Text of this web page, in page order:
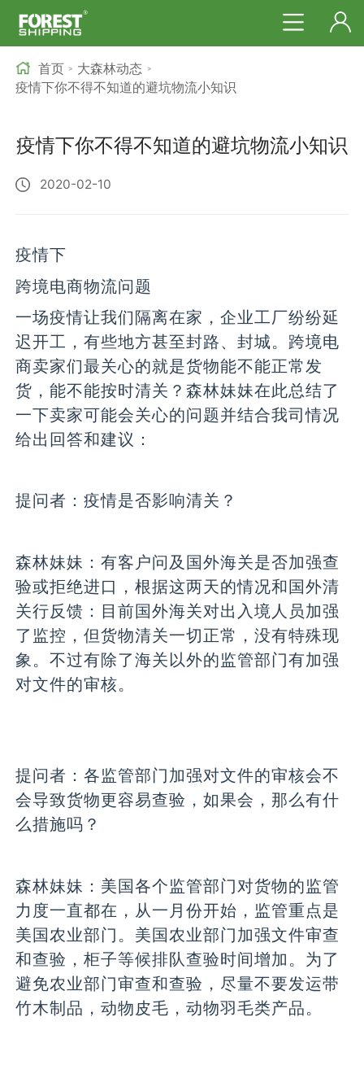
首页 > 大森林动态 >
疫情下你不得不知道的避坑物流小知识
疫情下你不得不知道的避坑物流小知识
2020-02-10
疫情下
跨境电商物流问题
一场疫情让我们隔离在家，企业工厂纷纷延
迟开工，有些地方甚至封路、封城。跨境电
商卖家们最关心的就是货物能不能正常发
货，能不能按时清关？森林妹妹在此总结了
一下卖家可能会关心的问题并结合我司情况
给出回答和建议：
提问者：疫情是否影响清关？
森林妹妹：有客户问及国外海关是否加强查
验或拒绝进口，根据这两天的情况和国外清
关行反馈：目前国外海关对出入境人员加强
了监控，但货物清关一切正常，没有特殊现
象。不过有除了海关以外的监管部门有加强
对文件的审核。
提问者：各监管部门加强对文件的审核会不
会导致货物更容易查验，如果会，那么有什
么措施吗？
森林妹妹： 美国各个监管部门对货物的监管
力度一直都在，从一月份开始，监管重点是
美国农业部门。美国农业部门加强文件审查
和查验，柜子等候排队查验时间增加。为了
避免农业部门审查和查验，尽量不要发运带
竹木制品，动物皮毛，动物羽毛类产品。